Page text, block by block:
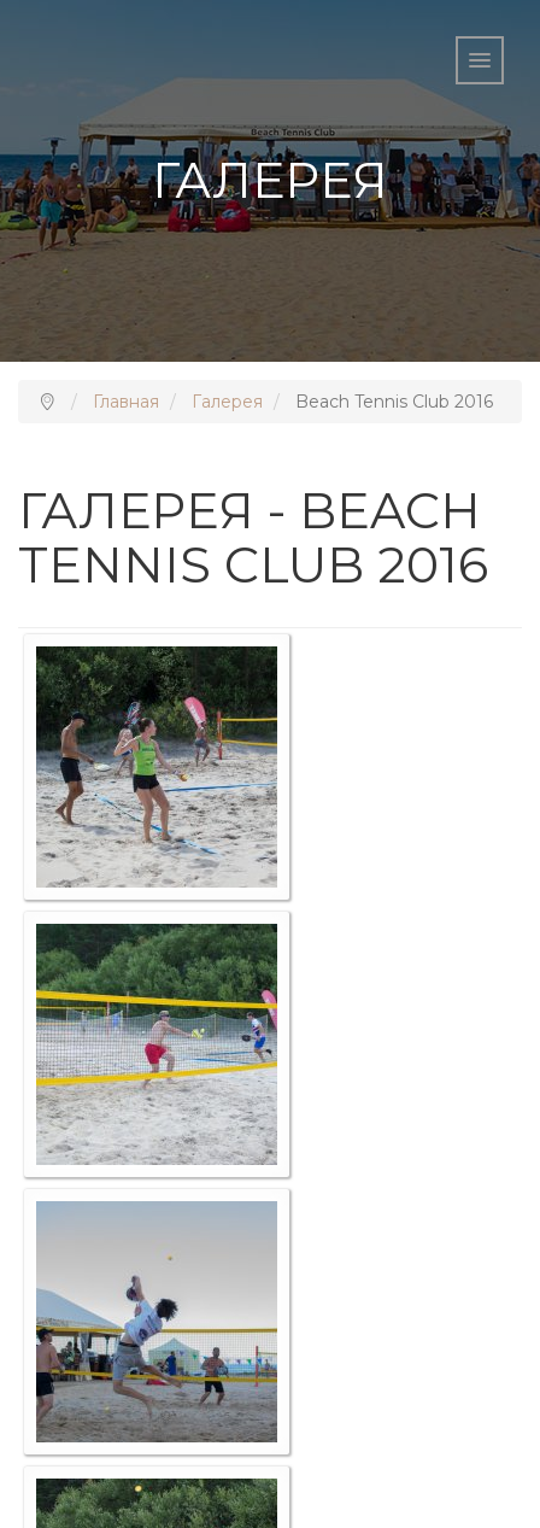
ГАЛЕРЕЯ
Главная Галерея Beach Tennis Club 2016
ГАЛЕРЕЯ - BEACH
TENNIS CLUB 2016